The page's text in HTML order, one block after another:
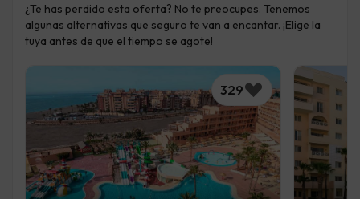
¿Te has perdido esta oferta? No te preocupes. Tenemos
algunas alternativas que seguro te van a encantar. ¡Elige la
tuya antes de que el tiempo se agote!
329